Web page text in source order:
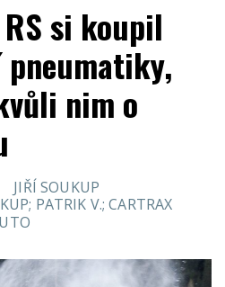
si koupil
pneumatiky,
nim o
JIŘÍ SOUKUP
PATRIK V.; CARTRAX